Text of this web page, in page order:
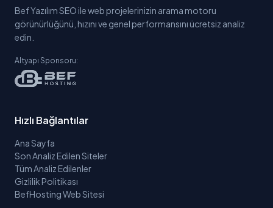
Bef Yazılım SEO ile web projelerinizin arama motoru
görünürlüğünü, hızını ve genel performansını ücretsiz analiz
edin.
Altyapı Sponsoru:
Hızlı Bağlantılar
Ana Sayfa
Son Analiz Edilen Siteler
Tüm Analiz Edilenler
Gizlilik Politikası
BefHosting Web Sitesi